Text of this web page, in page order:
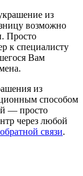
из
возможно
Просто
к специалисту
Вам
из
способом
— просто
через любой
связи.